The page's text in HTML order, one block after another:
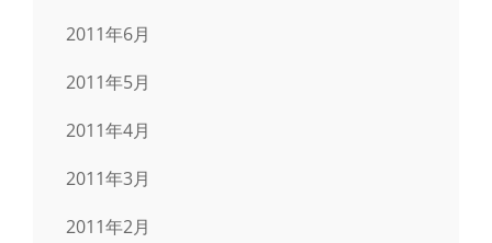
2011年6月
2011年5月
2011年4月
2011年3月
2011年2月